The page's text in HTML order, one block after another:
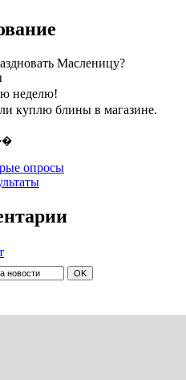
Масленицу?
неделю!
куплю блины в магазине.
опросы